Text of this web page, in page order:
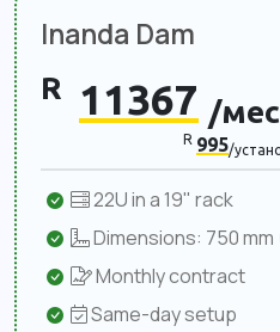
Inanda Dam
R 11367 /
R 995/
22U in a 19" rack
Dimensions: 750 mm
Monthly contract
Same-day setup